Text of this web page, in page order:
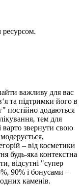
важливу для вас
та підтримки його в
постійно додаються
тем для
варто звернути свою
– від косметики
будь-яка контекстна
відсутні "супер
90% і бонусами –
каменів.